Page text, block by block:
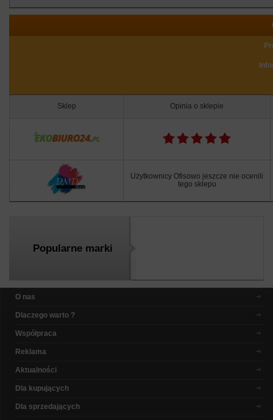
Sklep Opinia o sklepie
Użytkownicy Ofisowo jeszcze nie ocenili
tego sklepu
Popularne marki
O nas
Dlaczego warto ?
Współpraca
Reklama
Aktualności
Dla kupujących
Dla sprzedających